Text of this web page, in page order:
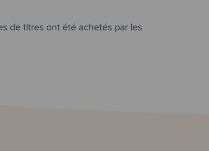
de titres ont été achetés par les